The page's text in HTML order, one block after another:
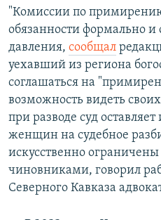
"Комиссии по
обязанности формально
давления, сообщал
уехавший из региона
соглашаться на
возможность видеть
при разводе суд
женщин на судебное
искусственно
чиновниками, говорил
Северного Кавказа